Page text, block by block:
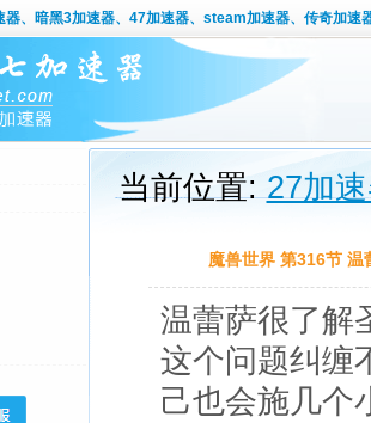
器、暗黑3加速器、47加速器、steam加速器、传奇加速
当前位置:27加
魔兽世界 第316节 温
温蕾萨很了解
这个问题纠缠
己也会施几个